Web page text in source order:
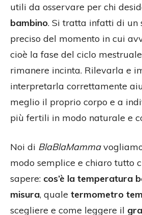
utili da osservare per chi
bambino. Si tratta infatti di un
preciso del momento in cui
cioè la fase del ciclo
rimanere incinta. Rilevarla e
interpretarla correttamente
meglio il proprio corpo e a
più fertili in modo naturale e
Noi di BlaBlaMamma
modo semplice e chiaro tutto
sapere: cos’è la temperatura
misura, quale termometro
scegliere e come leggere il